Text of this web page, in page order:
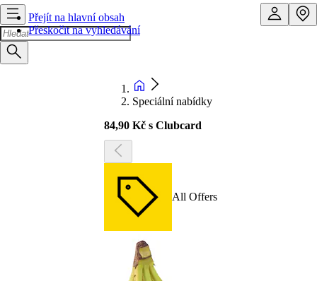
Přejít na hlavní obsah
Přeskočit na vyhledávání
Speciální nabídky
84,90 Kč s Clubcard
All Offers